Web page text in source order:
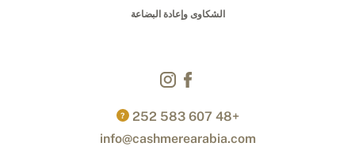
الشكاوى وإعادة البضاعة
+48 607 583 252
?
info@cashmerearabia.com